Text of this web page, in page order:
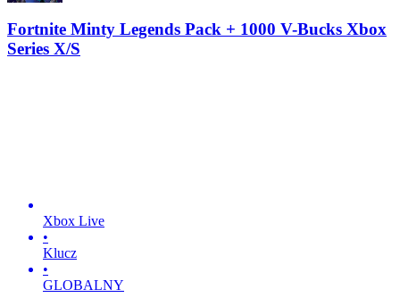
Fortnite Minty Legends Pack + 1000 V-Bucks Xbox
Series X/S
Xbox Live
•
Klucz
•
GLOBALNY